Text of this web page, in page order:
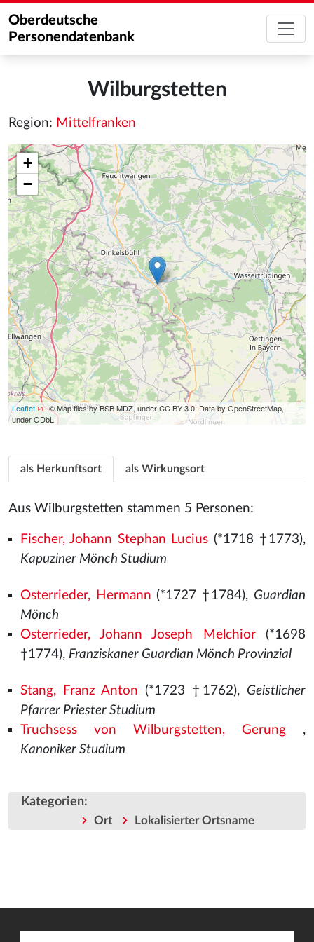
Oberdeutsche
Personendatenbank
Wilburgstetten
Region: Mittelfranken
+
−
Leaflet
| © Map tiles by BSB MDZ, under CC BY 3.0. Data by OpenStreetMap,
under ODbL
als Herkunftsort als Wirkungsort
Aus Wilburgstetten stammen 5 Personen:
Fischer, Johann Stephan Lucius (*1718 †1773),
Kapuziner Mönch Studium
Osterrieder, Hermann (*1727 †1784), Guardian
Mönch
Osterrieder, Johann Joseph Melchior(*1698
†1774), Franziskaner Guardian Mönch Provinzial
Stang, Franz Anton (*1723 †1762), Geistlicher
Pfarrer Priester Studium
Truchsess von Wilburgstetten, Gerung ,
Kanoniker Studium
Kategorien:
Ort Lokalisierter Ortsname